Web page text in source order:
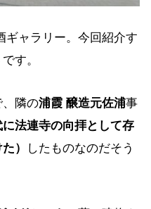
ギャラリー。今回紹介す
す。
、隣の浦霞 醸造元佐浦事
法連寺の向拝として存
）
したものなのだそう